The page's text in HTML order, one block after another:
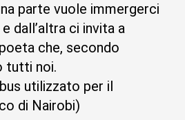
parte vuole immergerci
dall’altra ci invita a
che, secondo
tutti noi.
utilizzato per il
di Nairobi)